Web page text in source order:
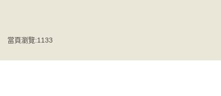
當頁瀏覽:1133